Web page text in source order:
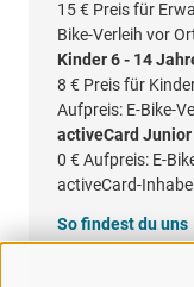
15 € Preis für
Bike-Verleih vor
Kinder 6 - 14
8 € Preis für
Aufpreis: E-Bike-
activeCard Junior
0 € Aufpreis: E-
activeCard-
So findest du uns